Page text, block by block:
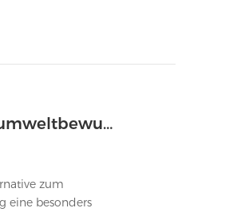
Einweg E-Zigarette günstig: Die beste Wahl für ein umweltbewusstes Vape-Erlebnis
zum
eine besonders